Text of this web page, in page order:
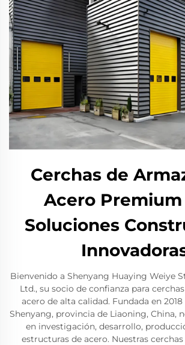
Cerchas de
Acero Premium
Soluciones
Bienvenido a Shenyang Huaying Weiye
Ltd., su socio de confianza para
acero de alta calidad. Fundada en
Shenyang, provincia de Liaoning, China,
en investigación, desarrollo,
estructuras de acero. Nuestras